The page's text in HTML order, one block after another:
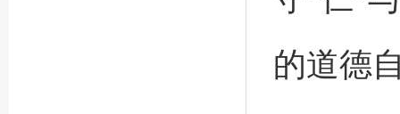
的道德